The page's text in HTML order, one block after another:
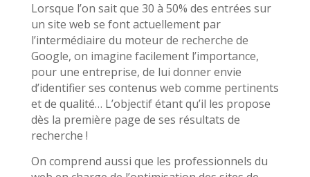
Lorsque l’on sait que 30 à 50% des entrées sur
un site web se font actuellement par
l’intermédiaire du moteur de recherche de
Google, on imagine facilement l’importance,
pour une entreprise, de lui donner envie
d’identifier ses contenus web comme pertinents
et de qualité… L’objectif étant qu’il les propose
dès la première page de ses résultats de
recherche !
On comprend aussi que les professionnels du